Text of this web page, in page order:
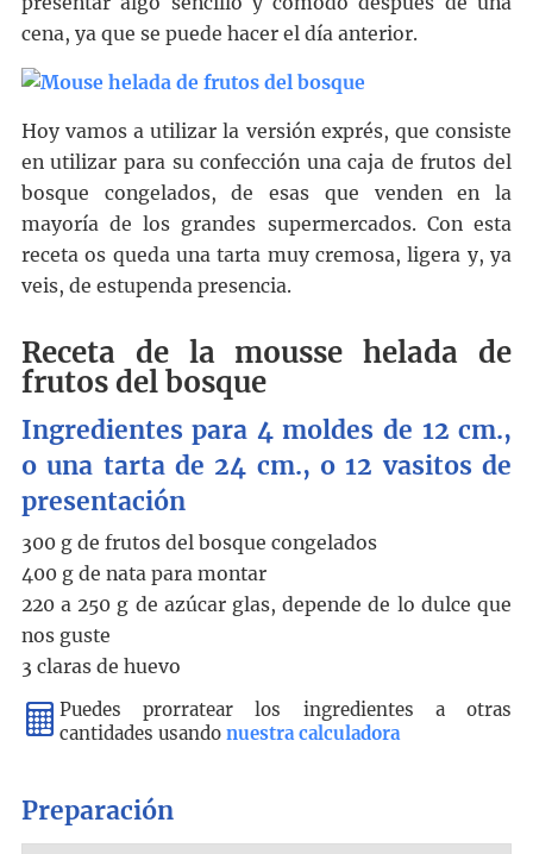
cena, ya que se puede hacer el día anterior.
Hoy vamos a utilizar la versión exprés, que consiste
en utilizar para su confección una caja de frutos del
bosque congelados, de esas que venden en la
mayoría de los grandes supermercados. Con esta
receta os queda una tarta muy cremosa, ligera y, ya
veis, de estupenda presencia.
Receta de la mousse helada de
frutos del bosque
Ingredientes para 4 moldes de 12 cm.,
o una tarta de 24 cm., o12 vasitos de
presentación
300 g de frutos del bosque congelados
400 g de nata para montar
220 a 250 g de azúcar glas, depende de lo dulce que
nos guste
3 claras de huevo
Puedes prorratear los ingredientes a otras
cantidades usando nuestra calculadora
Preparación